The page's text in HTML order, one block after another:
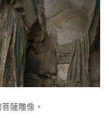
薩雕像。